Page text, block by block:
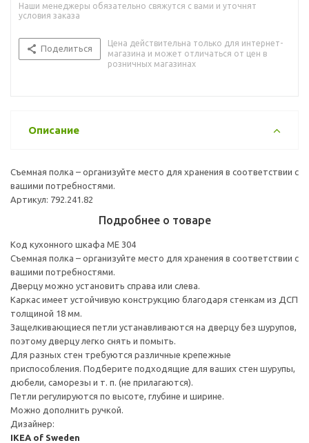
Наши менеджеры обязательно свяжутся с вами и уточнят
условия заказа
Поделиться
Цена действительна только для интернет-
магазина и может отличаться от цен в
розничных магазинах
Описание
Съемная полка – организуйте место для хранения в соответствии с
вашими потребностями.
Артикул: 792.241.82
Подробнее о товаре
Код кухонного шкафа ME 304
Съемная полка – организуйте место для хранения в соответствии с
вашими потребностями.
Дверцу можно установить справа или слева.
Каркас имеет устойчивую конструкцию благодаря стенкам из ДСП
толщиной 18 мм.
Защелкивающиеся петли устанавливаются на дверцу без шурупов,
поэтому дверцу легко снять и помыть.
Для разных стен требуются различные крепежные
приспособления. Подберите подходящие для ваших стен шурупы,
дюбели, саморезы и т. п. (не прилагаются).
Петли регулируются по высоте, глубине и ширине.
Можно дополнить ручкой.
Дизайнер:
IKEA of Sweden